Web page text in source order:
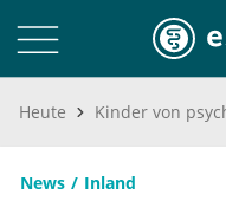
Heute
News Inland